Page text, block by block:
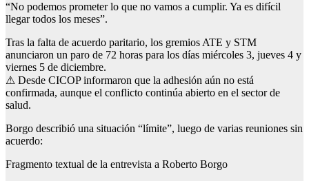
“No podemos prometer lo que no vamos a cumplir. Ya es difícil
llegar todos los meses”.
Tras la falta de acuerdo paritario, los gremios ATE y STM
anunciaron un paro de 72 horas para los días miércoles 3, jueves 4 y
viernes 5 de diciembre.
⚠ Desde CICOP informaron que la adhesión aún no está
confirmada, aunque el conflicto continúa abierto en el sector de
salud.
Borgo describió una situación “límite”, luego de varias reuniones sin
acuerdo:
Fragmento textual de la entrevista a Roberto Borgo